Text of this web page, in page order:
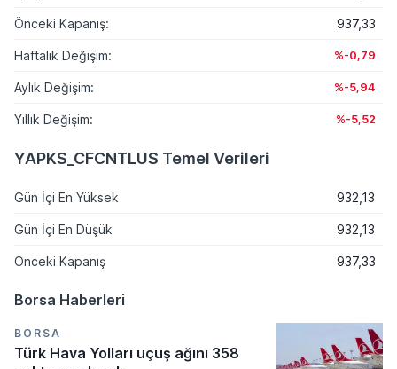
Önceki Kapanış: 937,33
Haftalık Değişim: %-0,79
Aylık Değişim: %-5,94
Yıllık Değişim: %-5,52
YAPKS_CFCNTLUS Temel Verileri
Gün İçi En Yüksek 932,13
Gün İçi En Düşük 932,13
Önceki Kapanış 937,33
Borsa Haberleri
BORSA
Türk Hava Yolları uçuş ağını 358